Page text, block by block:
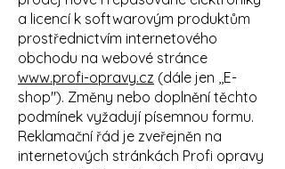
a licencí k softwarovým produktům
prostřednictvím internetového
obchodu na webové stránce
www.profi-opravy.cz (dále jen ,,E-
shop"). Změny nebo doplnění těchto
podmínek vyžadují písemnou formu.
Reklamační řád je zveřejněn na
internetových stránkách Profi opravy